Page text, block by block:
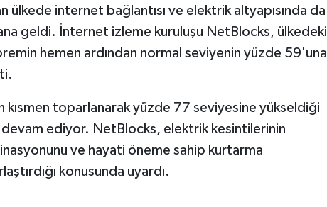
ülkede internet bağlantısı ve elektrik altyapısında da
geldi. İnternet izleme kuruluşu NetBlocks, ülkedeki
hemen ardından normal seviyenin yüzde 59'una
kısmen toparlanarak yüzde 77 seviyesine yükseldiği
devam ediyor. NetBlocks, elektrik kesintilerinin
ve hayati öneme sahip kurtarma
konusunda uyardı.